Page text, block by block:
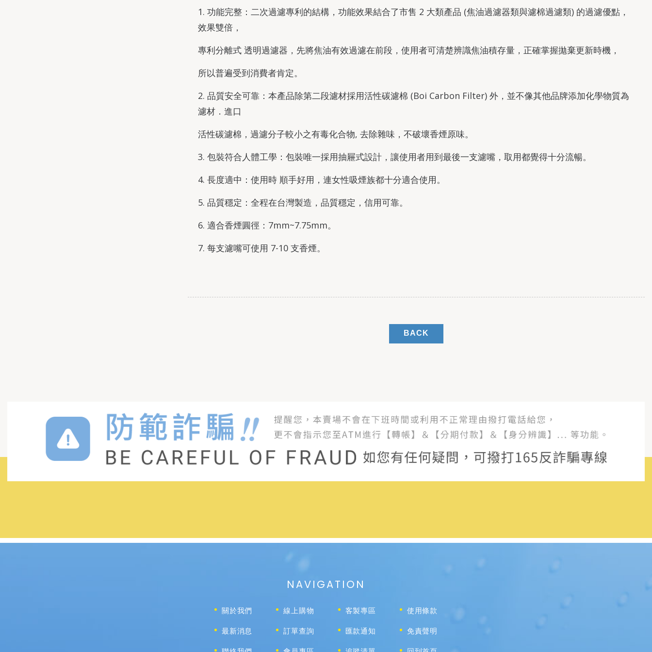
1. 功能完整：二次過濾專利的結構，功能效果結合了市售 2 大類產品 (焦油過濾器類與濾棉過濾類) 的過濾優點，
效果雙倍，
專利分離式 透明過濾器，先將焦油有效過濾在前段，使用者可清楚辨識焦油積存量，正確掌握拋棄更新時機，
所以普遍受到消費者肯定。
2. 品質安全可靠：本產品除第二段濾材採用活性碳濾棉 (Boi Carbon Filter) 外，並不像其他品牌添加化學物質為
濾材．進口
活性碳濾棉，過濾分子較小之有毒化合物, 去除雜味，不破壞香煙原味。
3. 包裝符合人體工學：包裝唯一採用抽屜式設計，讓使用者用到最後一支濾嘴，取用都覺得十分流暢。
4. 長度適中：使用時 順手好用，連女性吸煙族都十分適合使用。
5. 品質穩定：全程在台灣製造，品質穩定，信用可靠。
6. 適合香煙圓徑：7mm~7.75mm。
7. 每支濾嘴可使用 7-10 支香煙。
BACK
NAVIGATION
關於我們
最新消息
線上購物
訂單查詢
客製專區
匯款通知
使用條款
免責聲明